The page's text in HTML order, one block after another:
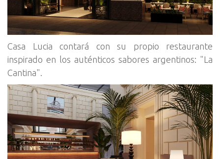
Casa Lucia contará con su propio restaurante
inspirado en los auténticos sabores argentinos: "La
Cantina".